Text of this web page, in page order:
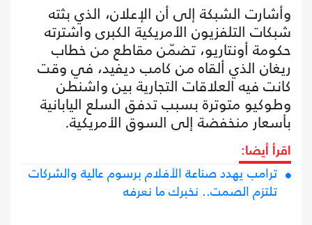
وأشارت الشبكة إلى أن الإعلان، الذي بثته
شبكات التلفزيون الأمريكية الكبرى واشترته
حكومة أونتاريو، تضمّن مقاطع من خطاب
ريغان الذي ألقاه من كامب ديفيد، في وقت
كانت فيه العلاقات التجارية بين واشنطن
وطوكيو متوترة بسبب تدفق السلع اليابانية
بأسعار منخفضة إلى السوق الأمريكية.
اقرأ أيضا:
ترامب يهدد صناعة الأفلام برسوم عالية والشركات
تلتزم الصمت.. نخبرك ما نعرفه